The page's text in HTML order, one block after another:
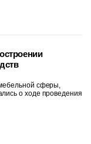
сферы,
о ходе проведения